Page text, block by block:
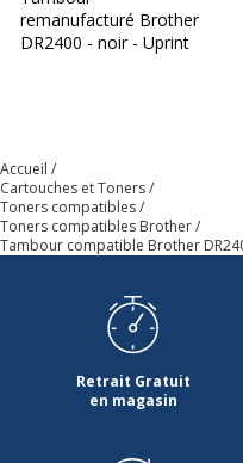
remanufacturé Brother
DR2400 - noir - Uprint
Accueil
Cartouches et Toners
Toners compatibles
Toners compatibles Brother
Tambour compatible Brother
Retrait Gratuit
en magasin